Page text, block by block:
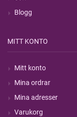
Blogg
MITT KONTO
Mitt konto
Mina ordrar
Mina adresser
Varukorg